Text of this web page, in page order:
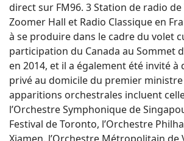
direct sur FM96. 3 Station de radio
Zoomer Hall et Radio Classique en
à se produire dans le cadre du volet
participation du Canada au Sommet
en 2014, et il a également été invité
privé au domicile du premier ministre
apparitions orchestrales incluent
l’Orchestre Symphonique de
Festival de Toronto, l’Orchestre
Xiamen, l’Orchestre Métropolitain de